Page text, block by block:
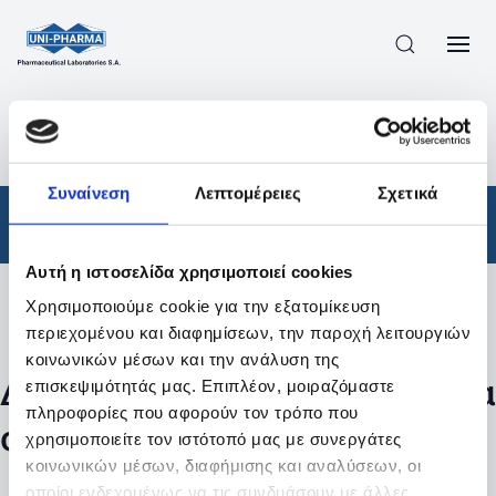
Συναίνεση Λεπτομέρειες Σχετικά
Αυτή η ιστοσελίδα χρησιμοποιεί cookies
Χρησιμοποιούμε cookie για την εξατομίκευση
περιεχομένου και διαφημίσεων, την παροχή λειτουργιών
κοινωνικών μέσων και την ανάλυση της
επισκεψιμότητάς μας. Επιπλέον, μοιραζόμαστε
πληροφορίες που αφορούν τον τρόπο που
χρησιμοποιείτε τον ιστότοπό μας με συνεργάτες
κοινωνικών μέσων, διαφήμισης και αναλύσεων, οι
οποίοι ενδεχομένως να τις συνδυάσουν με άλλες
ΠΡΟΪΟΝΤΑ
ΑΠΟΤΕΛΕΣΜΑΤΑ ΑΝΑΖΗΤΗΣΗΣ
Φάρμακα
Φίλτρα
Δεν βρέθηκαν προϊόντα με τα
συγκεκριμένα φίλτρα